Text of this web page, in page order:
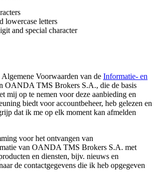
lowercase letters
and special character
Voorwaarden van de Informatie- en
OANDA TMS Brokers S.A., die de basis
mij op te nemen voor deze aanbieding en
biedt voor accountbeheer, heb gelezen en
dat ik me op elk moment kan afmelden
voor het ontvangen van
van OANDA TMS Brokers S.A. met
en diensten, bijv. nieuws en
de contactgegevens die ik heb opgegeven